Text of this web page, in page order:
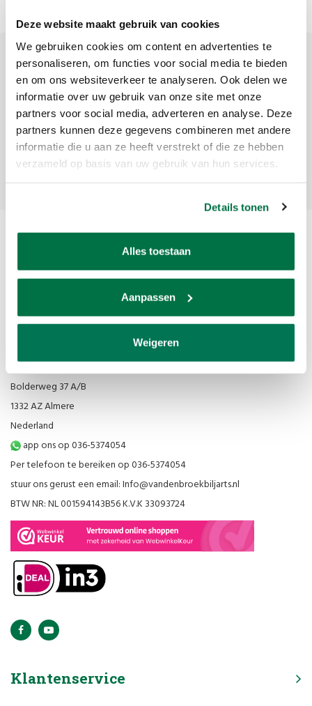
Deze website maakt gebruik van cookies
We gebruiken cookies om content en advertenties te
personaliseren, om functies voor social media te bieden
en om ons websiteverkeer te analyseren. Ook delen we
informatie over uw gebruik van onze site met onze
partners voor social media, adverteren en analyse. Deze
partners kunnen deze gegevens combineren met andere
informatie die u aan ze heeft verstrekt of die ze hebben
verzameld op basis van uw gebruik van hun services.
Details tonen
Alles toestaan
Aanpassen
Weigeren
Meld je aan voor onze nieuwsbrief
Ontvang de laatste updates, nieuws en aanbiedingen via email
Abonneer
Van den Broek Biljarts staat voor kwaliteit, vakmanschap en service.
Bolderweg 37 A/B
1332 AZ Almere
Nederland
app ons op 036-5374054
Per telefoon te bereiken op 036-5374054
stuur ons gerust een email:Info@vandenbroekbiljarts.nl
BTW NR: NL 001594143B56 K.V.K 33093724
Klantenservice